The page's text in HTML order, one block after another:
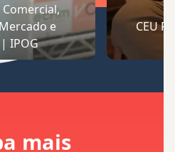
e
IPOG
CEU
mais